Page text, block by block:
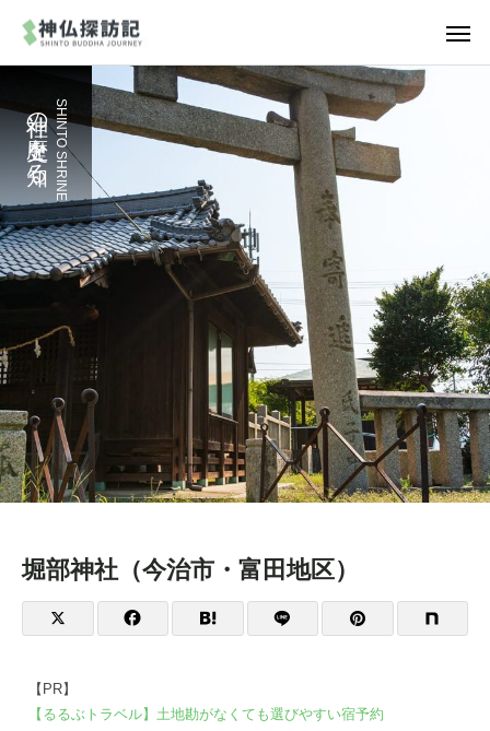
SHINTO SHRINE
神社の歴史を知る
堀部神社（今治市・富田地区）
【PR】
【るるぶトラベル】土地勘がなくても選びやすい宿予約